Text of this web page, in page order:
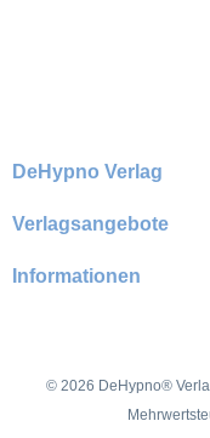
DeHypno Verlag
Verlagsangebote
Informationen
© 2026 DeHypno®